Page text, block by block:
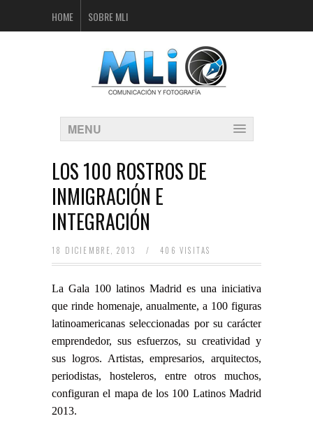
HOME SOBRE MLI
MENU
LOS 100 ROSTROS DE
INMIGRACIÓN E
INTEGRACIÓN
18 DICIEMBRE, 2013 / 406 VISITAS
La Gala 100 latinos Madrid es una iniciativa
que rinde homenaje, anualmente, a 100 figuras
latinoamericanas seleccionadas por su carácter
emprendedor, sus esfuerzos, su creatividad y
sus logros. Artistas, empresarios, arquitectos,
periodistas, hosteleros, entre otros muchos,
configuran el mapa de los 100 Latinos Madrid
2013.